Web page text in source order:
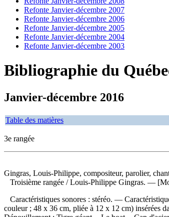
Refonte Janvier-décembre 2007
Refonte Janvier-décembre 2006
Refonte Janvier-décembre 2005
Refonte Janvier-décembre 2004
Refonte Janvier-décembre 2003
Bibliographie du
Janvier-décembre 2016
Table des matières
3e rangée
Gingras, Louis-Philippe, compositeur, parolier,
Troisième rangée / Louis-Philippe Gingras. —
Caractéristiques sonores : stéréo. —
couleur ; 48 x 36 cm, pliée à 12 x 12 cm)